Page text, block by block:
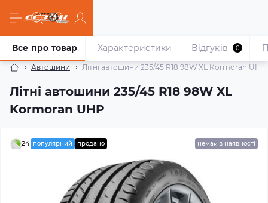
Автошини Літні автошини 235/45 R18 98W XL Kormoran UHP
Літні автошини 235/45 R18 98W XL
Kormoran UHP
Все про товар Характеристики Відгуків 0
24 популярний продано немає в наявності